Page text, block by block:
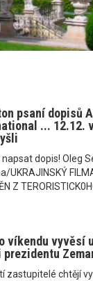
psaní dopisů
... 12.12.
dopis! Oleg
UKRAJINSKÝ
Z
víkendu vyvěsí
prezidentu
zastupitelé chtějí